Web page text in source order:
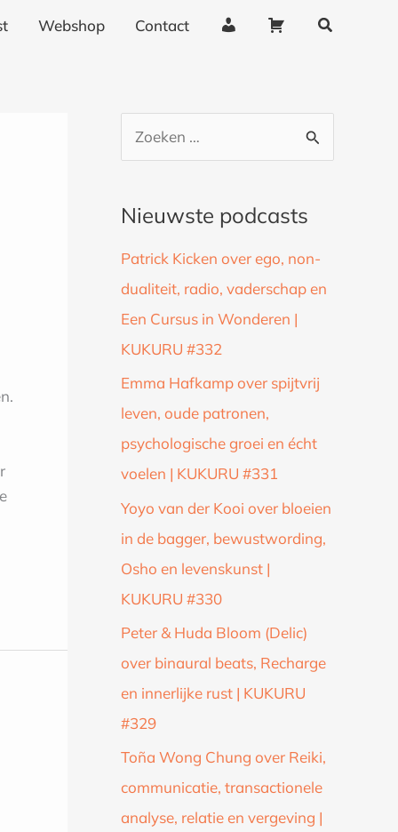
Webshop Contact
e
v
e
W
g
Zoeken
n
a
a
r
:
Nieuwste podcasts
Patrick Kicken over ego, non-
dualiteit, radio, vaderschap en
Een Cursus in Wonderen |
KUKURU #332
Emma Hafkamp over spijtvrij
leven, oude patronen,
psychologische groei en écht
voelen | KUKURU #331
Yoyo van der Kooi over bloeien
in de bagger, bewustwording,
Osho en levenskunst |
KUKURU #330
Peter & Huda Bloom (Delic)
over binaural beats, Recharge
en innerlijke rust | KUKURU
#329
Toña Wong Chung over Reiki,
communicatie, transactionele
analyse, relatie en vergeving |